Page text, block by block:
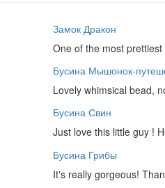
Замок Дракон
One of the most
Бусина Мышонок-
Lovely whimsical bead,
Бусина Свин
Just love this little guy !
Бусина Грибы
It's really gorgeous!